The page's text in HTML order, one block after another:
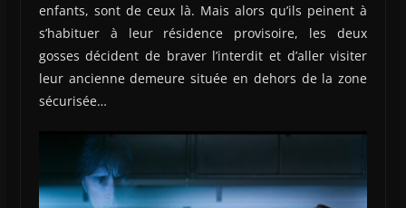
enfants, sont de ceux là. Mais alors qu’ils peinent à
s’habituer à leur résidence provisoire, les deux
gosses décident de braver l’interdit et d’aller visiter
leur ancienne demeure située en dehors de la zone
sécurisée…